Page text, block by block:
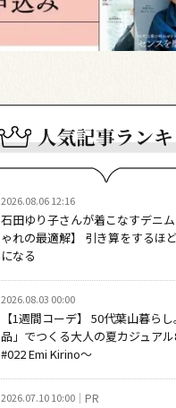
2026.08.06 12:16
石田ゆり子さんが着こなすデニ
ゃれの最適解】 引き算をするほ
になる
2026.08.03 00:00
【1週間コーデ】 50代葉山暮ら
品」でつくる大人の夏カジュア
#022 Emi Kirino～
2026.07.10 10:00 PR